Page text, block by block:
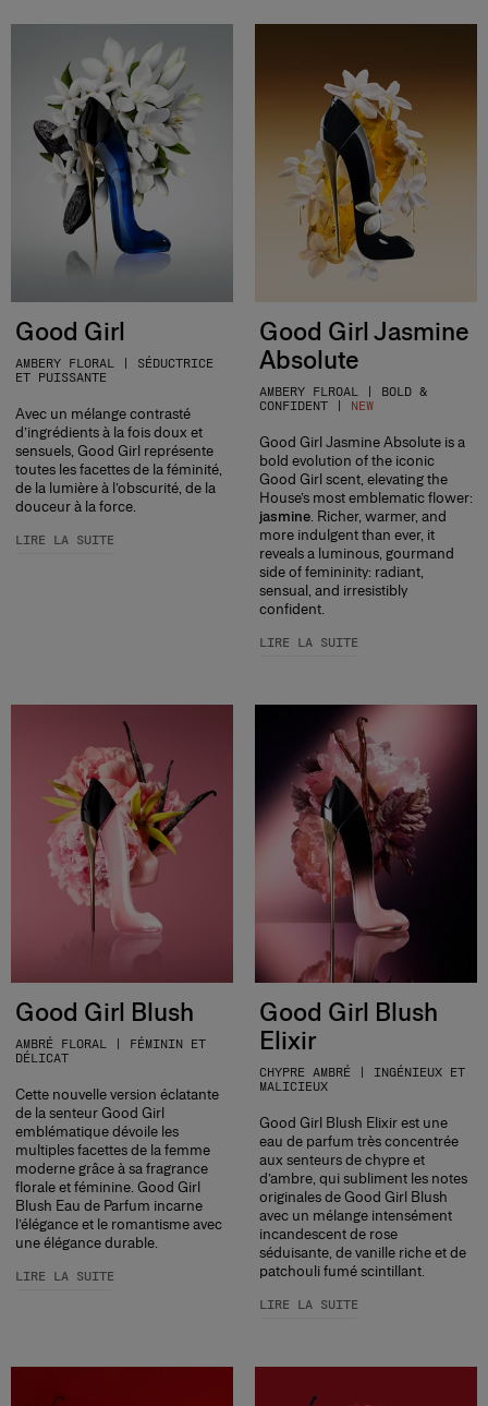
Good Girl
AMBERY FLORAL | SÉDUCTRICE
ET PUISSANTE
Avec un mélange contrasté
d’ingrédients à la fois doux et
sensuels, Good Girl représente
toutes les facettes de la féminité,
de la lumière à l’obscurité, de la
douceur à la force.
LIRE LA SUITE
Good Girl Jasmine
Absolute
AMBERY FLROAL | BOLD &
CONFIDENT | NEW
Good Girl Jasmine Absolute is a
bold evolution of the iconic
Good Girl scent, elevating the
House’s most emblematic flower:
jasmine. Richer, warmer, and
more indulgent than ever, it
reveals a luminous, gourmand
side of femininity: radiant,
sensual, and irresistibly
confident.
LIRE LA SUITE
Good Girl Blush
AMBRÉ FLORAL | FÉMININ ET
DÉLICAT
Cette nouvelle version éclatante
de la senteur Good Girl
emblématique dévoile les
multiples facettes de la femme
moderne grâce à sa fragrance
florale et féminine. Good Girl
Blush Eau de Parfum incarne
l’élégance et le romantisme avec
une élégance durable.
LIRE LA SUITE
Good Girl Blush
Elixir
CHYPRE AMBRÉ | INGÉNIEUX ET
MALICIEUX
Good Girl Blush Elixir est une
eau de parfum très concentrée
aux senteurs de chypre et
d’ambre, qui subliment les notes
originales de Good Girl Blush
avec un mélange intensément
incandescent de rose
séduisante, de vanille riche et de
patchouli fumé scintillant.
LIRE LA SUITE